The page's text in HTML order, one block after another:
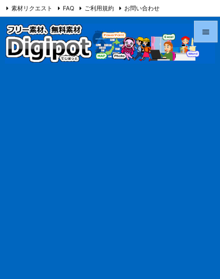

素材リクエスト FAQ ご利用規約 お問い合わせ
当サイト（Digipot.net）について